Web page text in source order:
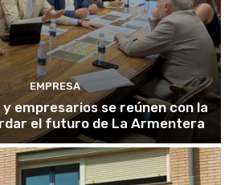
EMPRESA
empresarios se reúnen con la
el futuro de La Armentera